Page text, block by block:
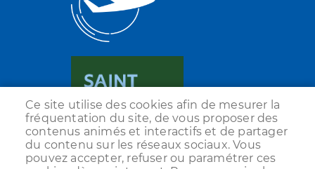
Ce site utilise des cookies afin de mesurer la
fréquentation du site, de vous proposer des
contenus animés et interactifs et de partager
du contenu sur les réseaux sociaux. Vous
pouvez accepter, refuser ou paramétrer ces